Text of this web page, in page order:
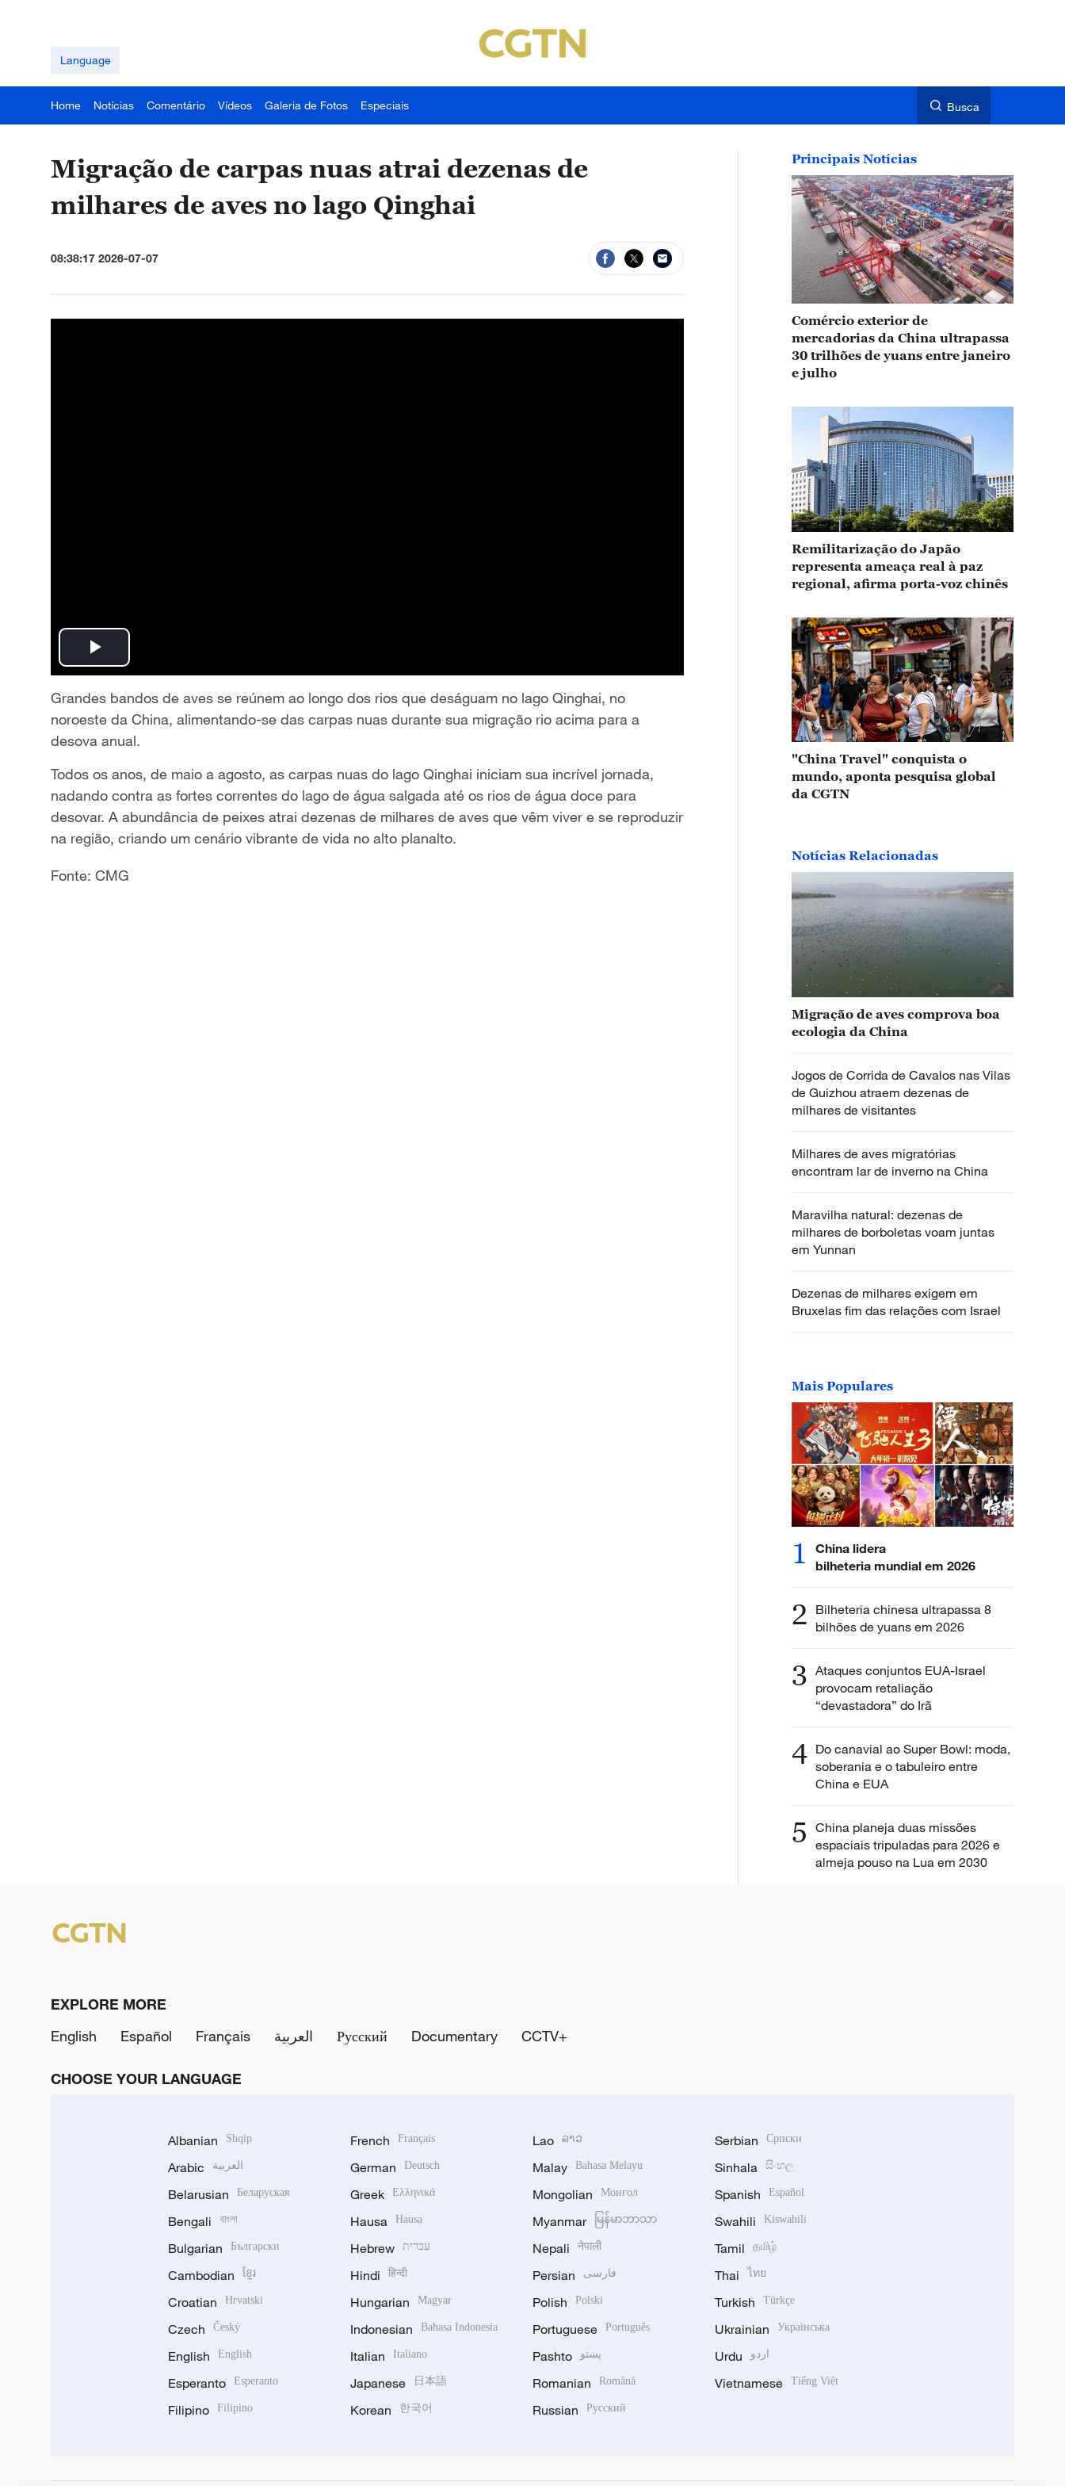
Language
Home Notícias Comentário Vídeos Galeria de Fotos Especiais Busca
Migração de carpas nuas atrai dezenas de
milhares de aves no lago Qinghai
08:38:17 2026-07-07
P
l
a
y
V
i
d
Grandes bandos de aves se reúnem ao longo dos rios que deságuam no lago Qinghai, no
noroeste da China, alimentando-se das carpas nuas durante sua migração rio acima para a
desova anual.
Todos os anos, de maio a agosto, as carpas nuas do lago Qinghai iniciam sua incrível jornada,
nadando contra as fortes correntes do lago de água salgada até os rios de água doce para
desovar. A abundância de peixes atrai dezenas de milhares de aves que vêm viver e se reproduzir
na região, criando um cenário vibrante de vida no alto planalto.
Fonte: CMG
Principais Notícias
Comércio exterior de
mercadorias da China ultrapassa
30 trilhões de yuans entre janeiro
e julho
Remilitarização do Japão
representa ameaça real à paz
regional, afirma porta-voz chinês
"China Travel" conquista o
mundo, aponta pesquisa global
da CGTN
Notícias Relacionadas
Migração de aves comprova boa
ecologia da China
Jogos de Corrida de Cavalos nas Vilas
de Guizhou atraem dezenas de
milhares de visitantes
Milhares de aves migratórias
encontram lar de inverno na China
Maravilha natural: dezenas de
milhares de borboletas voam juntas
em Yunnan
Dezenas de milhares exigem em
Bruxelas fim das relações com Israel
Mais Populares
1
China lidera
bilheteria mundial em 2026
2 Bilheteria chinesa ultrapassa 8
bilhões de yuans em 2026
3 Ataques conjuntos EUA-Israel
provocam retaliação
“devastadora” do Irã
4 Do canavial ao Super Bowl: moda,
soberania e o tabuleiro entre
China e EUA
5 China planeja duas missões
espaciais tripuladas para 2026 e
almeja pouso na Lua em 2030
EXPLORE MORE
English
Español Français العربية Русский Documentary CCTV+
CHOOSE YOUR LANGUAGE
Albanian Shqip
Arabic العربية
Belarusian Беларуская
Bengali বাংলা
Bulgarian Български
Cambodian ខ្មែរ
Croatian Hrvatski
Czech Český
English English
Esperanto Esperanto
Filipino Filipino
French Français
German Deutsch
Greek Ελληνικά
Hausa Hausa
Hebrew עברית
Hindi हिन्दी
Hungarian Magyar
Indonesian Bahasa Indonesia
Italian Italiano
Japanese 日本語
Korean 한국어
Lao ລາວ
Malay Bahasa Melayu
Mongolian Монгол
Myanmar မြန်မာဘာသာ
Nepali नेपाली
Persian فارسی
Polish Polski
Portuguese Português
Pashto پښتو
Romanian Română
Russian Русский
Serbian Српски
Sinhala සිංහල
Spanish Español
Swahili Kiswahili
Tamil தமிழ்
Thai ไทย
Turkish Türkçe
Ukrainian Українська
Urdu اردو
Vietnamese Tiếng Việt